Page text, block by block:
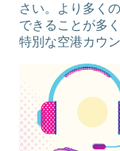
さい。より多く
できることが多
特別な空港カウ